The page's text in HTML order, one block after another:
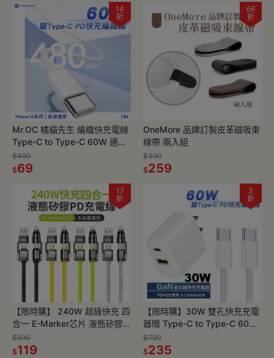
14
折
Mr.OC 橘貓先生 編織快充電線
Type-C to Type-C 60W 適用
iPhone 17/16/15 安卓
$490
$69
66
折
OneMore 品牌訂製皮革磁吸束
線帶 兩入組
$390
$259
17
折
【限時購】 240W 超級快充 四
合一 E-Marker芯片 液態矽膠
PD充電線
$690
$119
3
折
【限時購】30W 雙孔快充充電
器贈 Type-C to Type-C 60W
PD快充編織線1m
$790
$235